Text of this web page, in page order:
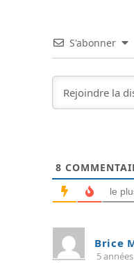
S'abonner
8
le
Brice
5